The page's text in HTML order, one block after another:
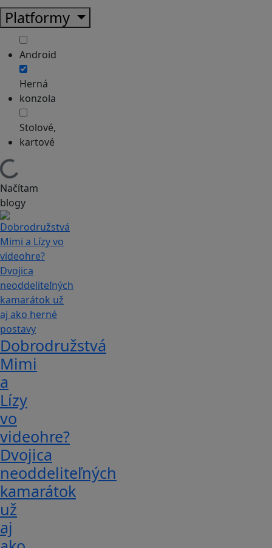
Platformy
Android
Herná
konzola
Stolové,
kartové
Načítam
blogy
Dobrodružstvá
Mimi
a
Lízy
vo
videohre?
Dvojica
neoddeliteľných
kamarátok
už
aj